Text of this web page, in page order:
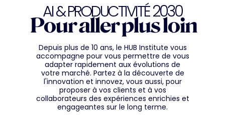
AI & PRODUCTIVITÉ 2030
Pour aller plus loin
Depuis plus de 10 ans, le HUB Institute vous
accompagne pour vous permettre de vous
adapter rapidement aux évolutions de
votre marché. Partez à la découverte de
l'innovation et innovez, vous aussi, pour
proposer à vos clients et à vos
collaborateurs des expériences enrichies et
engageantes sur le long terme.